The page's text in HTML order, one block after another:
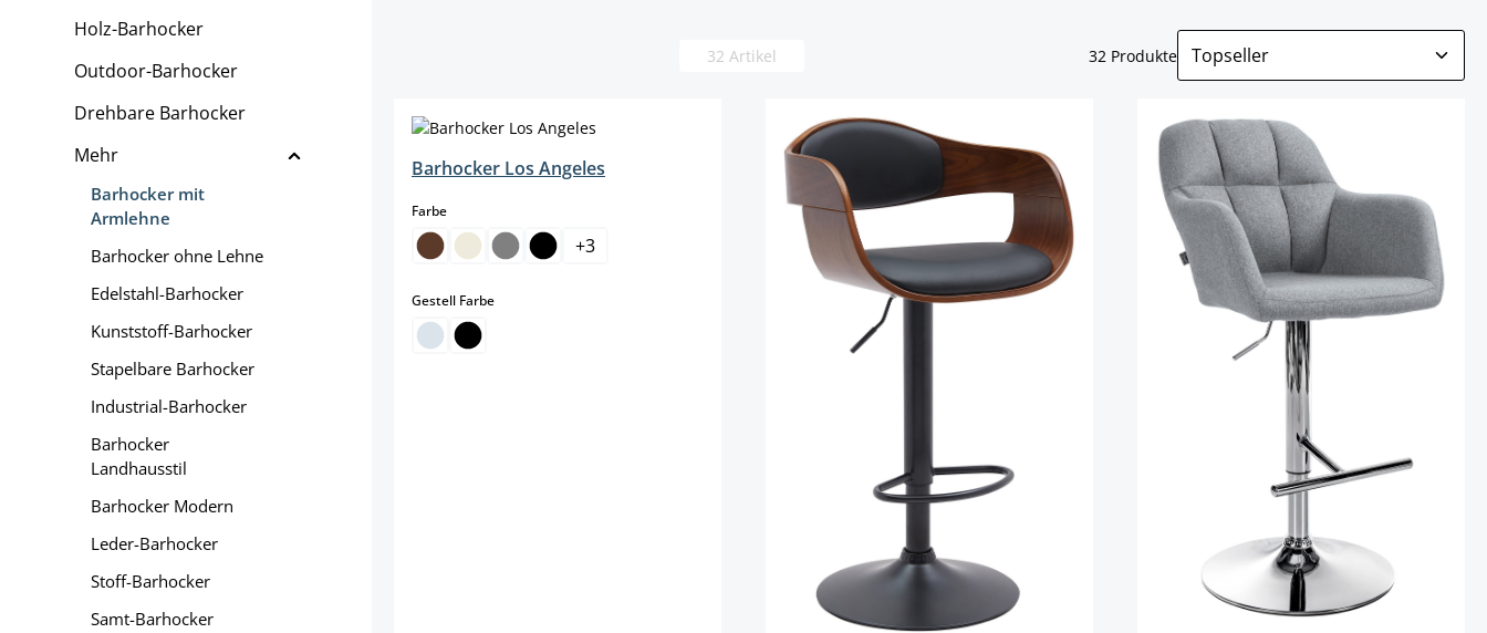
Holz-Barhocker
Outdoor-Barhocker
Drehbare Barhocker
Mehr
Barhocker mit
Armlehne
Barhocker ohne Lehne
Edelstahl-Barhocker
Kunststoff-Barhocker
Stapelbare Barhocker
Industrial-Barhocker
Barhocker
Landhausstil
Barhocker Modern
Leder-Barhocker
Stoff-Barhocker
Samt-Barhocker
32 Artikel 32 Produkte
Barhocker Los Angeles
Farbeauswählen
+3
Gestell Farbeauswählen